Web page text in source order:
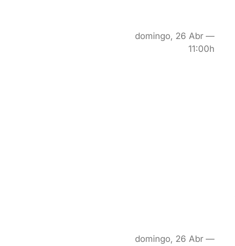
domingo, 26 Abr —
11:00h
domingo, 26 Abr —